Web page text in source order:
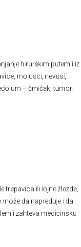
hirurškim putem i iz
molusci, nevusi,
– čmičak, tumori
trepavica ili lojne žlezde,
da napreduje i da
i zahteva medicinsku